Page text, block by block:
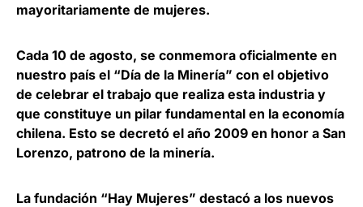
mayoritariamente de mujeres.
Cada 10 de agosto, se conmemora oficialmente en
nuestro país el “Día de la Minería” con el objetivo
de celebrar el trabajo que realiza esta industria y
que constituye un pilar fundamental en la economía
chilena. Esto se decretó el año 2009 en honor a San
Lorenzo, patrono de la minería.
La fundación “Hay Mujeres” destacó a los nuevos